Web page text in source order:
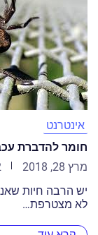
אינטרנט
חומר להדברת
מרץ 28, 2018
יש הרבה חיות
לא מצטרפת…